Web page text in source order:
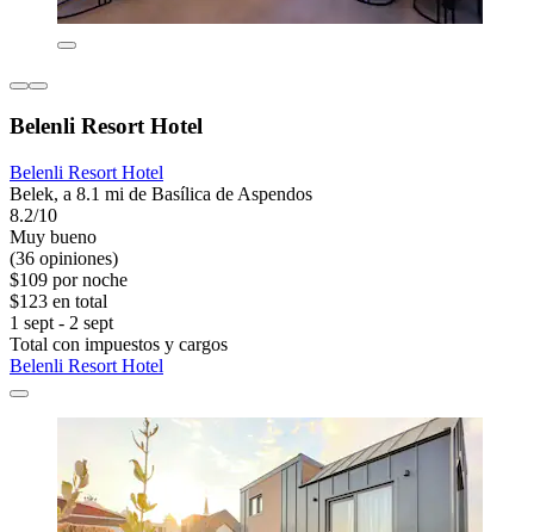
Belenli Resort Hotel
Belenli Resort Hotel
Belek, a 8.1 mi de Basílica de Aspendos
8.2/10
Muy bueno
(36 opiniones)
$109 por noche
$123 en total
1 sept - 2 sept
Total con impuestos y cargos
Belenli Resort Hotel